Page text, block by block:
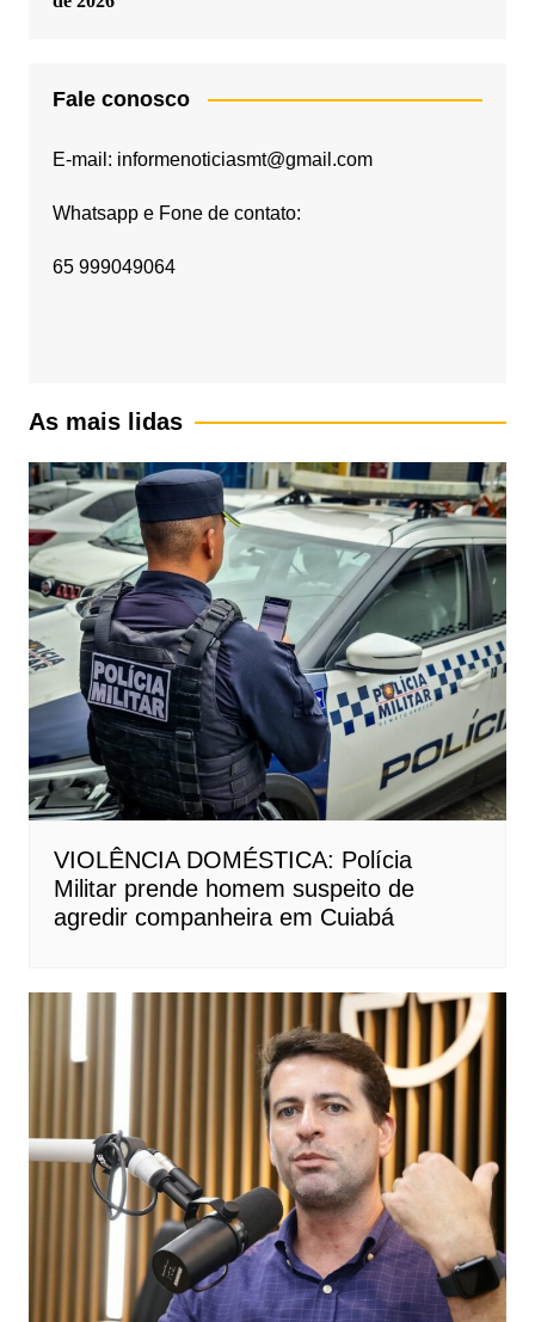
Fale conosco
E-mail: informenoticiasmt@gmail.com
Whatsapp e Fone de contato:
65 999049064
As mais lidas
VIOLÊNCIA DOMÉSTICA: Polícia
Militar prende homem suspeito de
agredir companheira em Cuiabá